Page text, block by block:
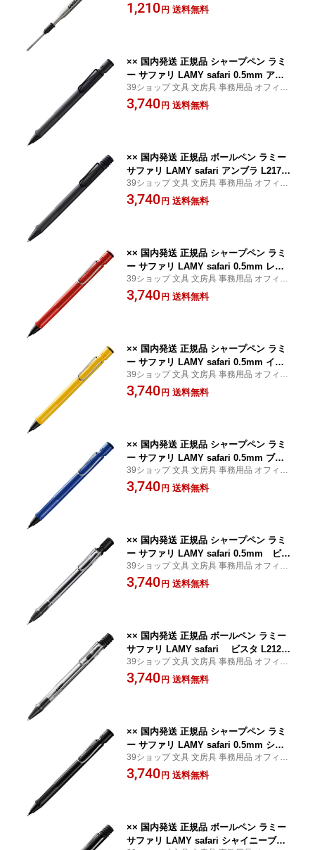
鉛筆 MITSUBISHI
ステーショナリー 日用品 日用雑貨 ファン
シー 女の子 男の子 景品 イベント
1,210円 送料無料
×× 国内発送 正規品 シャープペン ラミ
ー サファリ LAMY safari 0.5mm アン
ブラ L117 三菱鉛筆 MITSUBISHI
39ショップ 文具 文房具 事務用品 オフィス
ステーショナリー 日用品 日用雑貨 ファン
シー 女の子 男の子 景品 イベント
3,740円 送料無料
×× 国内発送 正規品 ボールペン ラミー
サファリ LAMY safari アンブラ L217U
MMBK 三菱鉛筆 MITSUBISHI
39ショップ 文具 文房具 事務用品 オフィス
ステーショナリー 日用品 日用雑貨 ファン
シー 女の子 男の子 景品 イベント
3,740円 送料無料
×× 国内発送 正規品 シャープペン ラミ
ー サファリ LAMY safari 0.5mm レッ
ド L116 三菱鉛筆 MITSUBISHI
39ショップ 文具 文房具 事務用品 オフィス
ステーショナリー 日用品 日用雑貨 ファン
シー 女の子 男の子 景品 イベント
3,740円 送料無料
×× 国内発送 正規品 シャープペン ラミ
ー サファリ LAMY safari 0.5mm イエ
ロー L118 三菱鉛筆 MITSUBISHI
39ショップ 文具 文房具 事務用品 オフィス
ステーショナリー 日用品 日用雑貨 ファン
シー 女の子 男の子 景品 イベント
3,740円 送料無料
×× 国内発送 正規品 シャープペン ラミ
ー サファリ LAMY safari 0.5mm ブル
ー L114 三菱鉛筆 MITSUBISHI
39ショップ 文具 文房具 事務用品 オフィス
ステーショナリー 日用品 日用雑貨 ファン
シー 女の子 男の子 景品 イベント
3,740円 送料無料
×× 国内発送 正規品 シャープペン ラミ
ー サファリ LAMY safari 0.5mm ビス
タ L112 三菱鉛筆 MITSUBISHI
39ショップ 文具 文房具 事務用品 オフィス
ステーショナリー 日用品 日用雑貨 ファン
シー 女の子 男の子 景品 イベント
3,740円 送料無料
×× 国内発送 正規品 ボールペン ラミー
サファリ LAMY safari ビスタ L212VI
MBK 三菱鉛筆 MITSUBISHI
39ショップ 文具 文房具 事務用品 オフィス
ステーショナリー 日用品 日用雑貨 ファン
シー 女の子 男の子 景品 イベント
3,740円 送料無料
×× 国内発送 正規品 シャープペン ラミ
ー サファリ LAMY safari 0.5mm シャ
イニーブラック L119BK 三菱鉛筆 MITS
UBISHI
39ショップ 文具 文房具 事務用品 オフィス
ステーショナリー 日用品 日用雑貨 ファン
シー 女の子 男の子 景品 イベント
3,740円 送料無料
×× 国内発送 正規品 ボールペン ラミー
サファリ LAMY safari シャイニーブラ